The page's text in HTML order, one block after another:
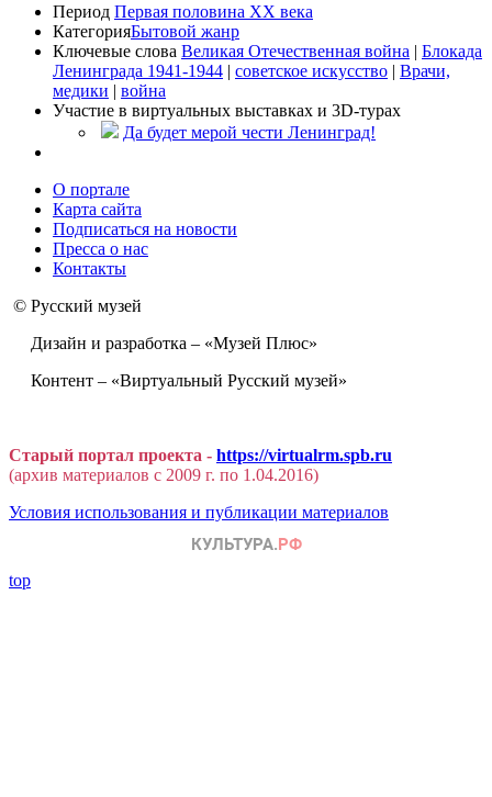
Период Первая половина XX века
КатегорияБытовой жанр
Ключевые слова Великая Отечественная война | Блокада
Ленинграда 1941-1944 | советское искусство | Врачи,
медики | война
Участие в виртуальных выставках и 3D-турах
Да будет мерой чести Ленинград!
О портале
Карта сайта
Подписаться на новости
Пресса о нас
Контакты
© Русский музей
Дизайн и разработка – «Музей Плюс»
Контент – «Виртуальный Русский музей»
Старый портал проекта - https://virtualrm.spb.ru
(архив материалов с 2009 г. по 1.04.2016)
Условия использования и публикации материалов
top